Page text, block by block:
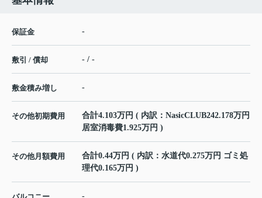
保証金 -
敷引 / 償却 - / -
敷金積み増し -
その他初期費用
合計4.103万円 ( 内訳：NasicCLUB242.178万円
居室消毒費1.925万円 )
その他月額費用
合計0.44万円 ( 内訳：水道代0.275万円 ゴミ処
理代0.165万円 )
-